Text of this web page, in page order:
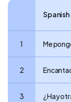
Spanish
1 Me
2
3 ¿Hay